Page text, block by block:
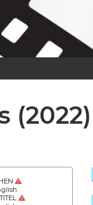
(2022)